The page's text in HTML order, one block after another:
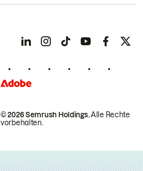
© 2026 Semrush Holdings.Alle Rechte
vorbehalten.